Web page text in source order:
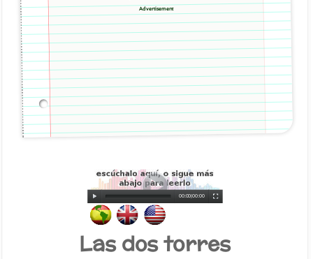
Advertisement
00:00 |00:00
Las dos torres